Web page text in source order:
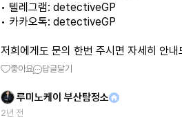
• 텔레그램: detectiveGP
• 카카오톡: detectiveGP
저희에게도 문의 한번 주시면 자세히 안내
좋아요 답글달기
루미노케이 부산탐정소
2년 전